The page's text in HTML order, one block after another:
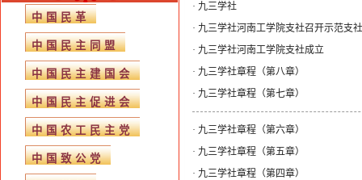
中国民革
中国民主同盟
中国民主建国会
中国民主促进会
中国农工民主党
中国致公党
· 九三学社
· 九三学社河南工学院支社召开示范支
· 九三学社河南工学院支社成立
· 九三学社章程（第八章）
· 九三学社章程（第七章）
· 九三学社章程（第六章）
· 九三学社章程（第五章）
· 九三学社章程（第四章）